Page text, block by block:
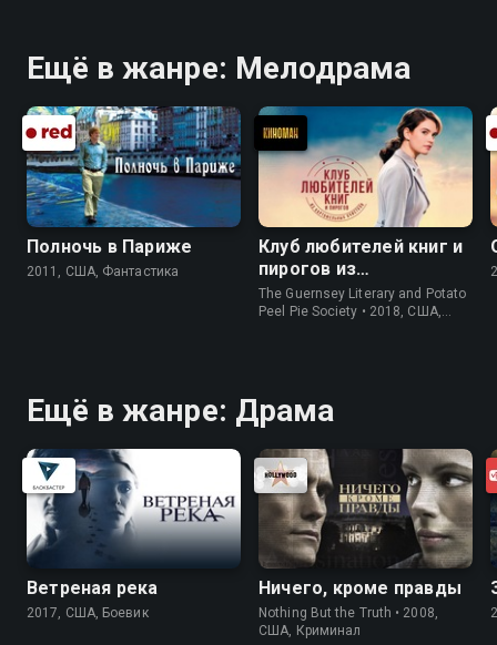
Ещё в жанре: Мелодрама
Полночь в Париже
2011, США, Фантастика
Клуб любителей книг и
пирогов из
картофельных
очистков
The Guernsey Literary and Potato
Peel Pie Society • 2018, США,
Ещё в жанре: Драма
Ветреная река
2017, США, Боевик
Ничего, кроме правды
Nothing But the Truth • 2008,
США, Криминал